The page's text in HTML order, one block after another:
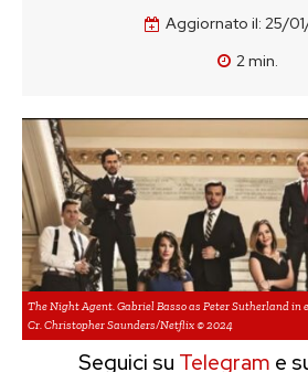
Aggiornato il: 25/
2min.
The Night Agent. Gabriel Basso as Peter Sutherland in
Cr. Christopher Saunders/Netflix © 2024
Seguici su Telegram e